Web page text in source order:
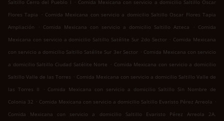
Saltillo Cerro del Pueblo I
Comida Mexicana con servicio a domicilio Saltillo Oscar
Flores Tapia
. Comida Mexicana con servicio a domicilio Saltillo Oscar Flores Tapia
Ampliación
. Comida Mexicana con servicio a domicilio Saltillo Azteca . Comida
Mexicana con servicio a domicilio Saltillo Satélite Sur 2do Sector . Comida Mexicana
con servicio a domicilio Saltillo Satélite Sur 3er Sector . Comida Mexicana con servicio
a domicilio Saltillo Ciudad Satélite Norte . Comida Mexicana con servicio a domicilio
Saltillo Valle de las Torres . Comida Mexicana con servicio a domicilio Saltillo Valle de
las Torres II
. Comida Mexicana con servicio a domicilio Saltillo Sin Nombre de
Colonia 32 . Comida Mexicana con servicio a domicilio Saltillo Evaristo Pérez Arreola .
Comida Mexicana con servicio a domicilio Saltillo Evaristo Pérez Arreola 2A.